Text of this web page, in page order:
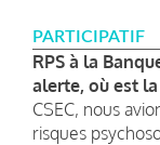
PARTICIPATIF
RPS à la
alerte, où est
CSEC, nous
risques